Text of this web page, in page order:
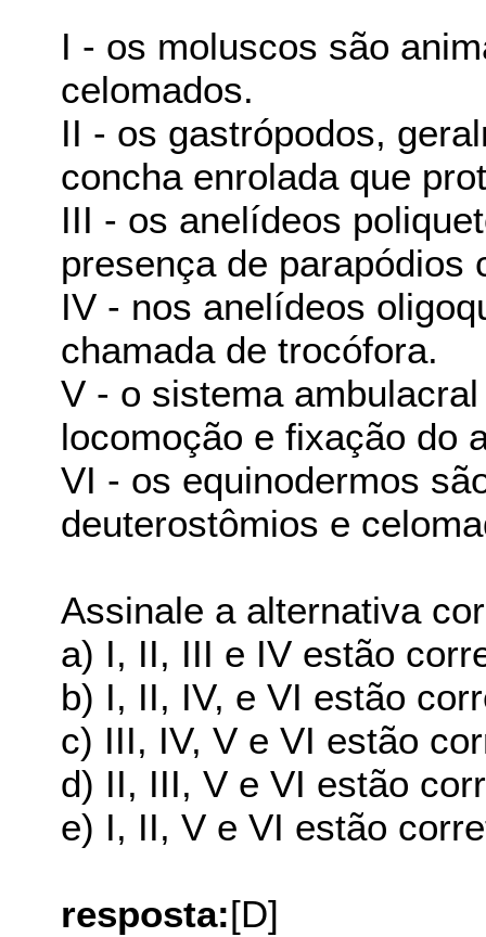
I - os moluscos são
celomados.
II - os gastrópodos,
concha enrolada que
III - os anelídeos
presença de parapódios
IV - nos anelídeos
chamada de trocófora.
V - o sistema
locomoção e fixação do
VI - os equinodermos
deuterostômios e
Assinale a alternativa
a) I, II, III e IV estão
b) I, II, IV, e VI estão
c) III, IV, V e VI estão
d) II, III, V e VI estão
e) I, II, V e VI estão
resposta:[D]